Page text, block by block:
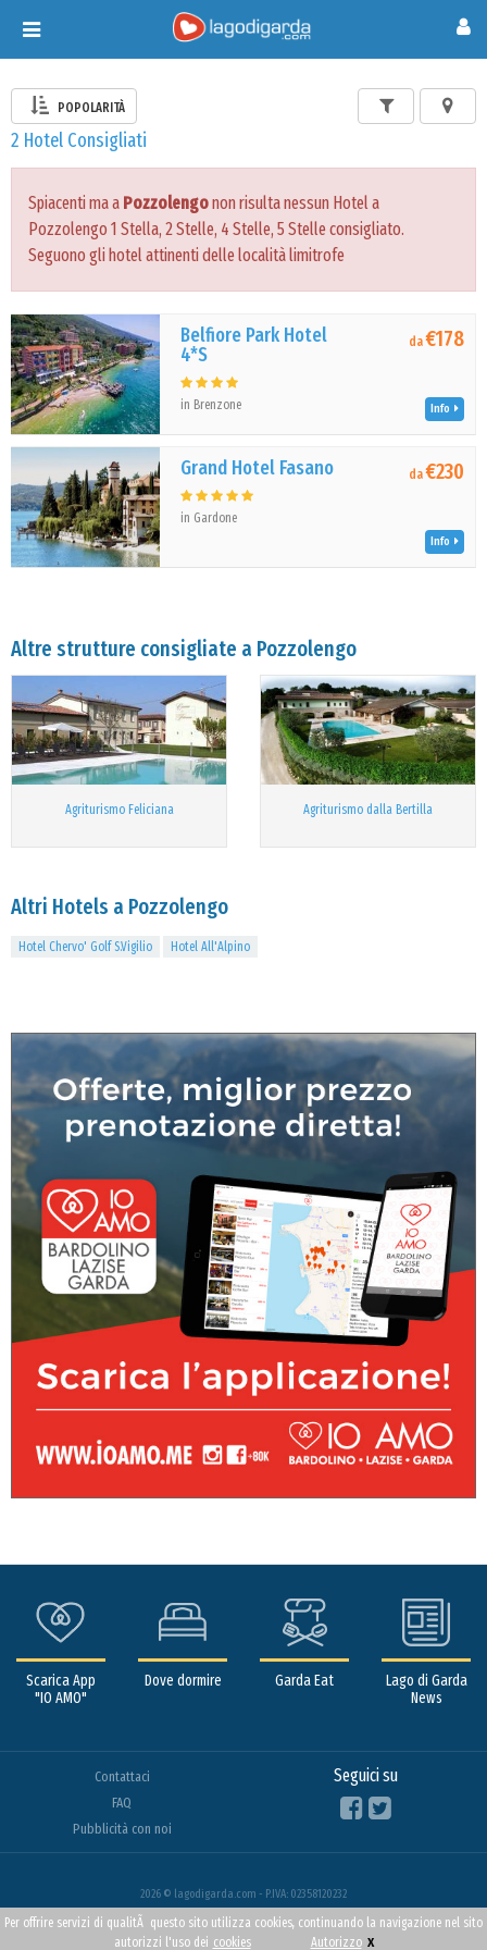
Toggle
navigation
POPOLARITÀ
2 Hotel Consigliati
Spiacenti ma a Pozzolengonon risulta nessun Hotel a
Pozzolengo 1 Stella, 2 Stelle, 4 Stelle, 5 Stelle consigliato.
Seguono gli hotel attinenti delle località limitrofe
Belfiore Park Hotel
4*S
in Brenzone
da€178
Info
Grand Hotel Fasano
in Gardone
da€230
Info
Altre strutture consigliate a Pozzolengo
Agriturismo Feliciana Agriturismo dalla Bertilla
Altri Hotels a Pozzolengo
Hotel Chervo' Golf S.Vigilio Hotel All'Alpino
Scarica App
"IO AMO"
Dove dormire Garda Eat
Lago di Garda
News
Contattaci
FAQ
Pubblicità con noi
Seguici su
2026 © lagodigarda.com - P.IVA: 02358120232
Per offrire servizi di qualitÃ questo sito utilizza cookies, continuando la navigazione nel sito
autorizzi l'uso dei cookies Autorizzo x